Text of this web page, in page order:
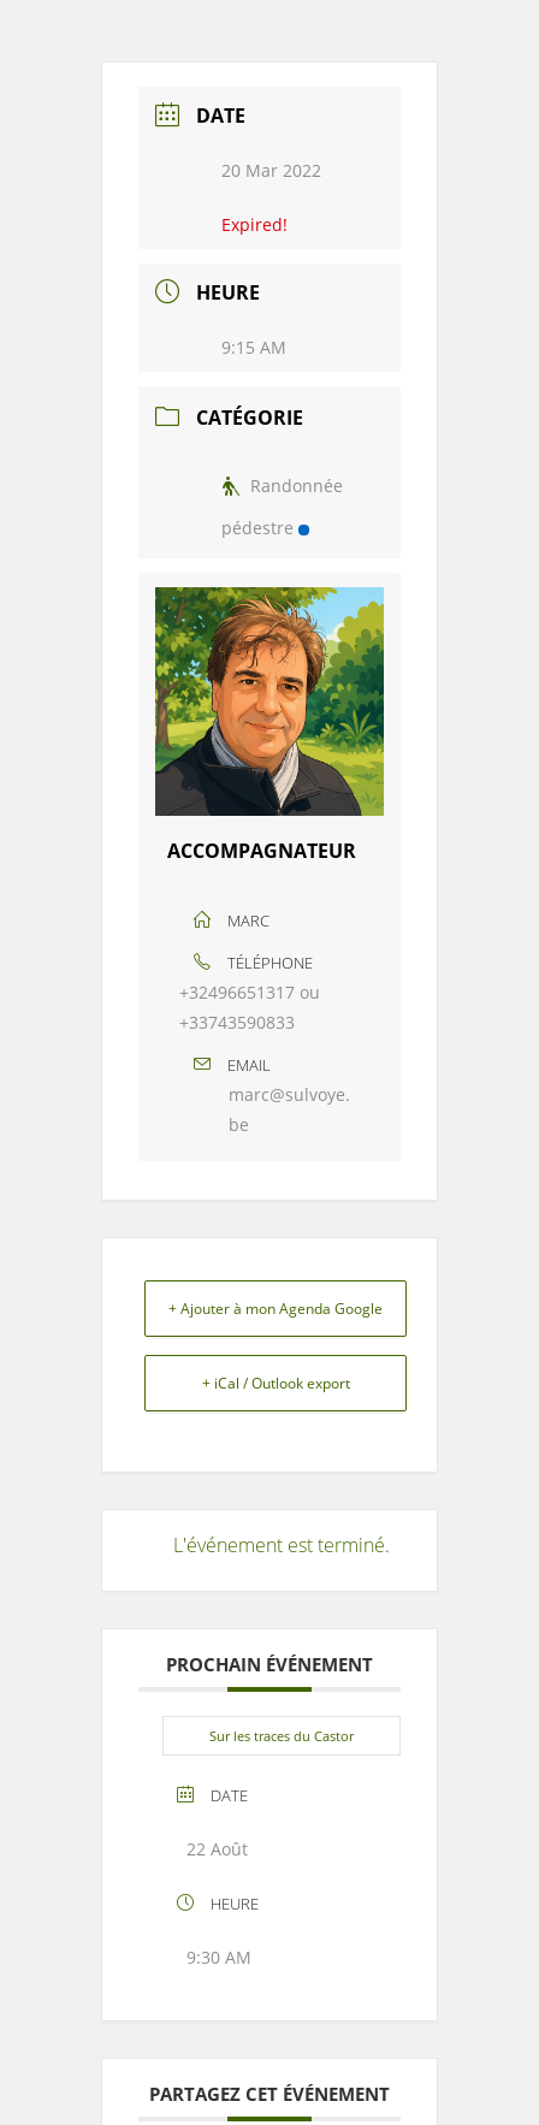
DATE
20 Mar 2022
Expired!
HEURE
9:15 AM
CATÉGORIE
Randonnée
pédestre
ACCOMPAGNATEUR
MARC
TÉLÉPHONE
+32496651317 ou
+33743590833
EMAIL
marc@sulvoye.
be
+ Ajouter à mon Agenda Google
+ iCal / Outlook export
L'événement est terminé.
PROCHAIN ÉVÉNEMENT
Sur les traces du Castor
DATE
22 Août
HEURE
9:30 AM
PARTAGEZ CET ÉVÉNEMENT